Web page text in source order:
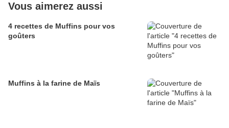
Vous aimerez aussi
4 recettes de Muffins pour vos
goûters
Muffins à la farine de Maïs